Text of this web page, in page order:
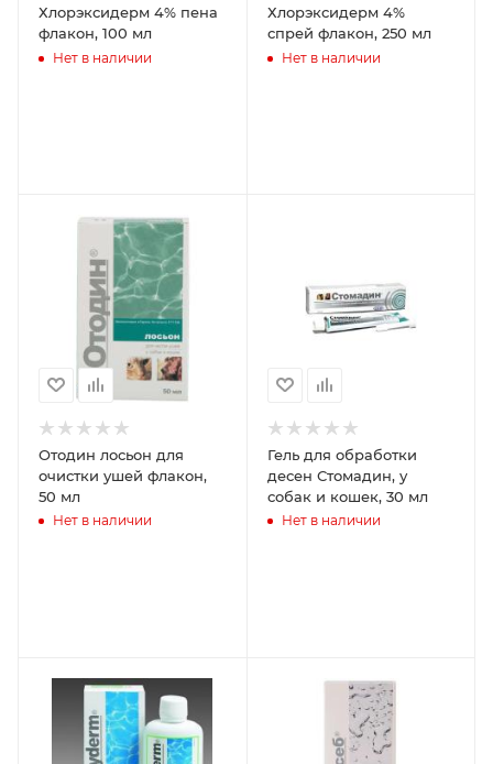
Хлорэксидерм 4% пена
флакон, 100 мл
Нет в наличии
Хлорэксидерм 4%
спрей флакон, 250 мл
Нет в наличии
Отодин лосьон для
очистки ушей флакон,
50 мл
Нет в наличии
Гель для обработки
десен Стомадин, у
собак и кошек, 30 мл
Нет в наличии